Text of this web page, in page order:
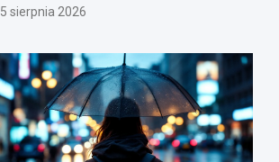
5 sierpnia 2026